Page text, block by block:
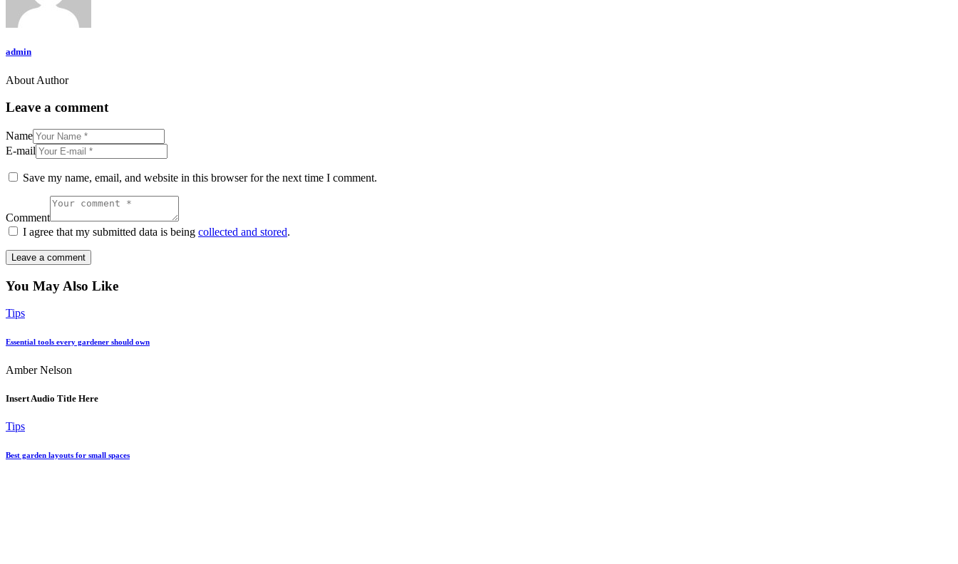
admin
About Author
1
x
new
Leave a comment
Name
E-mail
Save my name, email, and website in this browser for the next time I comment.
Comment
I agree that my submitted data is being collected and stored.
You May Also Like
Tips
Essential tools every gardener should own
Amber Nelson
Insert Audio Title Here
Tips
Best garden layouts for small spaces